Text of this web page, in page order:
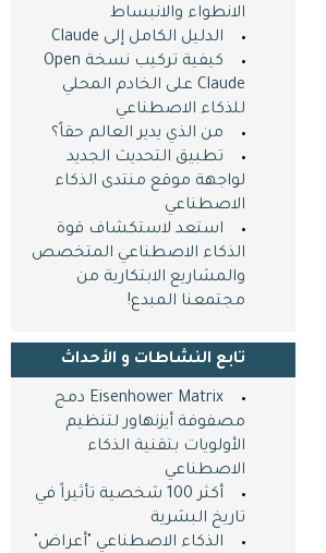
الانطواء والانبساط
الدليل الكامل إلى Claude
كيفية تركيب نسخة Open
Claude على الخادم المحلي
للذكاء الاصطناعي
من الذي يدير العالم حقاً؟
تطبيق التحديث الجديد
لواجهة موقع منتدى الذكاء
الاصطناعي
استعد لاستكشاف قوة
الذكاء الاصطناعي المتخصص
والمشاريع الابتكارية من
مجتمعنا المبدع!
تابع النشاطات و اﻷحداث
Eisenhower Matrix دمج
مصفوفة أيزنهاور لتنظيم
الأولويات بتقنية الذكاء
الاصطناعي
أكثر 100 شخصية تأثيراً في
تاريخ البشرية
الذكاء الاصطناعي "أعراض"